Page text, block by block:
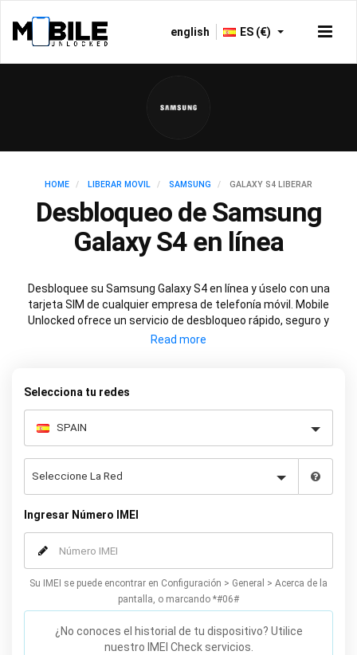
english ES (€)
HOME LIBERAR MOVIL SAMSUNG GALAXY S4 LIBERAR
Desbloqueo de Samsung
Galaxy S4 en línea
Desbloquee su Samsung Galaxy S4 en línea y úselo con una
tarjeta SIM de cualquier empresa de telefonía móvil. Mobile
Unlocked ofrece un servicio de desbloqueo rápido, seguro y
permanente para su Samsung S4 que implica escanear las
garantía ni el rendimiento de su teléfono y puede hacerse desde
hoy mismo usando nuestro simple formulario en línea.
Selecciona tu redes
Ingresar Número IMEI
Su IMEI se puede encontrar en Configuración > General > Acerca de la
pantalla, o marcando *#06#
¿No conoces el historial de tu dispositivo? Utilice
nuestro IMEI Check servicios.